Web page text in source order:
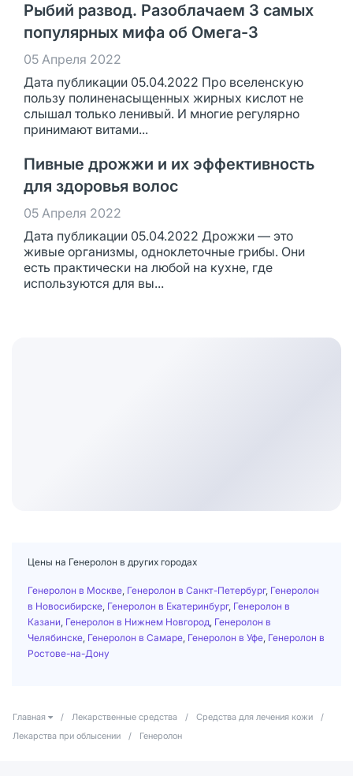
Рыбий развод. Разоблачаем 3 самых
популярных мифа об Омега-3
05 Апреля 2022
Дата публикации 05.04.2022 Про вселенскую
пользу полиненасыщенных жирных кислот не
слышал только ленивый. И многие регулярно
принимают витами...
Пивные дрожжи и их эффективность
для здоровья волос
05 Апреля 2022
Дата публикации 05.04.2022 Дрожжи — это
живые организмы, одноклеточные грибы. Они
есть практически на любой на кухне, где
используются для вы...
Цены на Генеролон в других городах
Генеролон в Москве Генеролон в Санкт-Петербург, Генеролон
в Новосибирске Генеролон в Екатеринбург, Генеролон в
Казани Генеролон в Нижнем Новгород Генеролон в
Челябинске Генеролон в Самаре Генеролон в Уфе Генеролон в
Ростове-на-Дону
Главная / Лекарственные средства / Средства для лечения кожи
/
Лекарства при облысении
/ Генеролон